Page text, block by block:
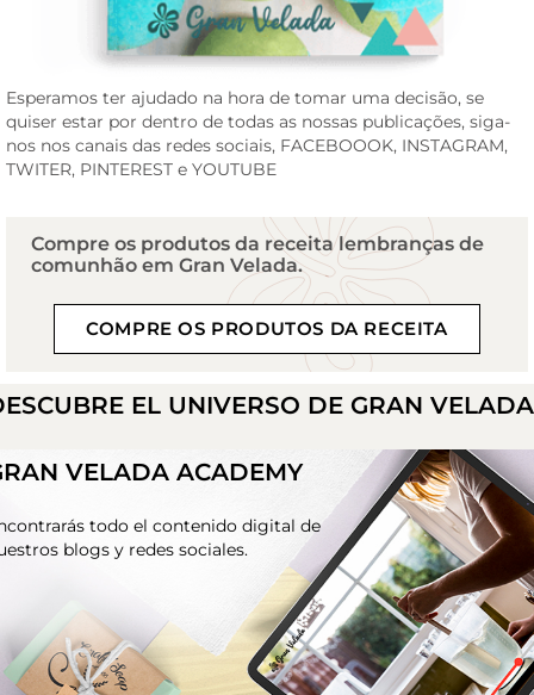
Esperamos ter ajudado na hora de tomar uma decisão, se
quiser estar por dentro de todas as nossas publicações, siga-
nos nos canais das redes sociais, FACEBOOOK, INSTAGRAM,
TWITER, PINTEREST e YOUTUBE
Compre os produtos da receita lembranças de
comunhão em Gran Velada.
COMPRE OS PRODUTOS DA RECEITA
EL UNIVERSO DE GRAN VELADA
VELADA ACADEMY
todo el contenido digital de
blogs y redes sociales.